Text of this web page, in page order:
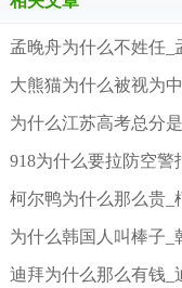
孟晚舟为什么不姓任_
大熊猫为什么被视为
为什么江苏高考总分
918为什么要拉防空警
柯尔鸭为什么那么贵_
为什么韩国人叫棒子_
迪拜为什么那么有钱_